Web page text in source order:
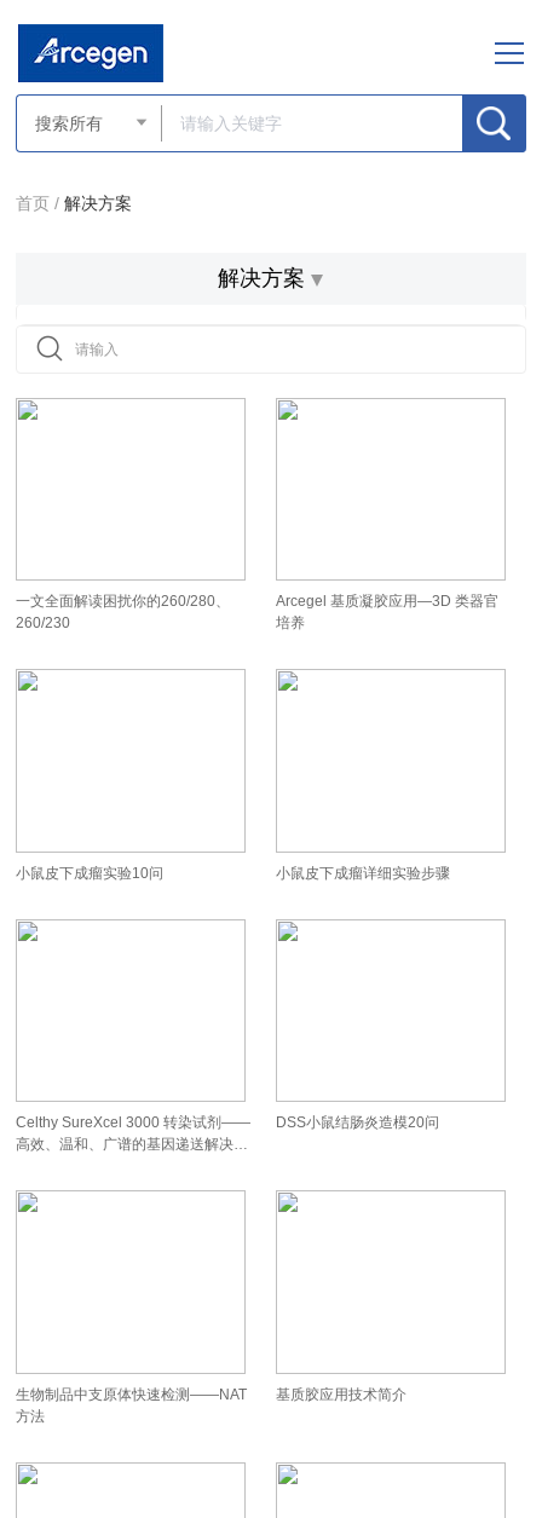
首页 / 解决方案
解决方案
一文全面解读困扰你的260/280、
260/230
Arcegel 基质凝胶应用—3D 类器官
培养
小鼠皮下成瘤实验10问 小鼠皮下成瘤详细实验步骤
Celthy SureXcel 3000 转染试剂——
高效、温和、广谱的基因递送解决方
DSS小鼠结肠炎造模20问
生物制品中支原体快速检测——NAT
方法
基质胶应用技术简介